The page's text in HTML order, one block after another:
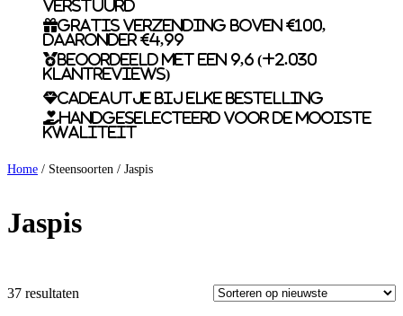
verstuurd
Gratis verzending boven €100,
daaronder €4,99
Beoordeeld met een 9,6 (+2.030
klantreviews)
Cadeautje bij elke bestelling
Handgeselecteerd voor de mooiste
kwaliteit
Home / Steensoorten / Jaspis
Jaspis
37 resultaten